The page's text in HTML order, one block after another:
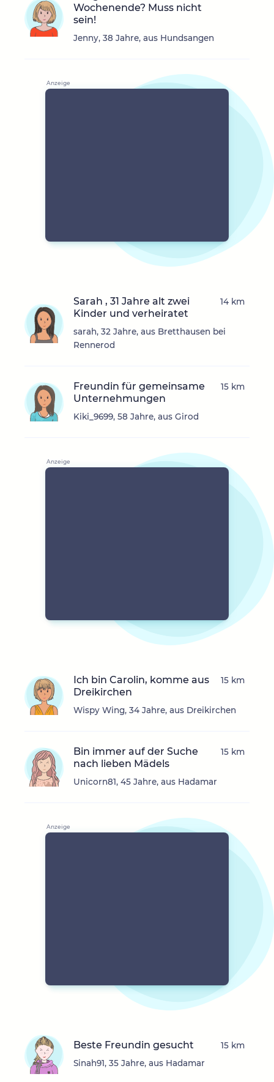
Wochenende? Muss nicht
sein!
Jenny, 38 Jahre, aus Hundsangen
Sarah , 31 Jahre alt zwei
Kinder und verheiratet
sarah, 32 Jahre, aus Bretthausen bei
Rennerod
14 km
Freundin für gemeinsame
Unternehmungen
Kiki_9699, 58 Jahre, aus Girod
15 km
Ich bin Carolin, komme aus
Dreikirchen
Wispy Wing, 34 Jahre, aus Dreikirchen
15 km
Bin immer auf der Suche
nach lieben Mädels
Unicorn81, 45 Jahre, aus Hadamar
15 km
Beste Freundin gesucht
Sinah91, 35 Jahre, aus Hadamar
15 km